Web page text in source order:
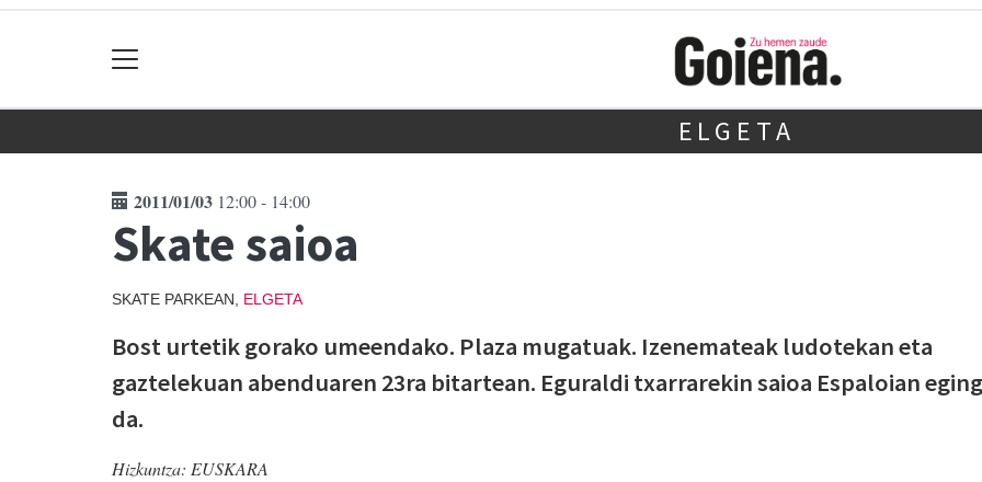
ELGETA
2011/01/03 12:00 - 14:00
Skate saioa
SKATE PARKEAN, ELGETA
Bost urtetik gorako umeendako. Plaza mugatuak. Izenemateak ludotekan eta
gaztelekuan abenduaren 23ra bitartean. Eguraldi txarrarekin saioa Espaloian
da.
Hizkuntza: EUSKARA